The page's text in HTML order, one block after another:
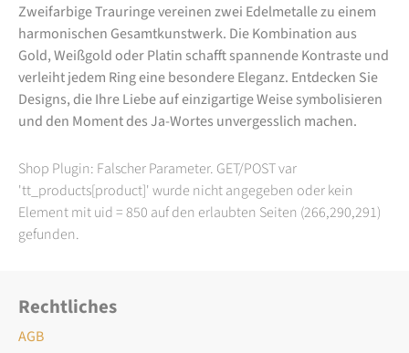
Zweifarbige Trauringe vereinen zwei Edelmetalle zu einem
harmonischen Gesamtkunstwerk. Die Kombination aus
Gold, Weißgold oder Platin schafft spannende Kontraste und
verleiht jedem Ring eine besondere Eleganz. Entdecken Sie
Designs, die Ihre Liebe auf einzigartige Weise symbolisieren
und den Moment des Ja-Wortes unvergesslich machen.
Shop Plugin: Falscher Parameter. GET/POST var
'tt_products[product]' wurde nicht angegeben oder kein
Element mit uid = 850 auf den erlaubten Seiten (266,290,291)
gefunden.
Rechtliches
AGB